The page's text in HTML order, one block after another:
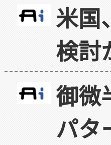
米国
検討
御微
パタ